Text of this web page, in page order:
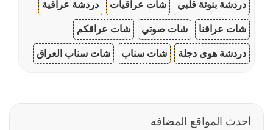
دردشة بنوتة قلبي شات عراقيات دردشة عراقية
شات عراقنا شات صوتي شات عراقكم
دردشة هوى دجلة شات سناب شات سناب العراق
أحدث المواقع المضافه